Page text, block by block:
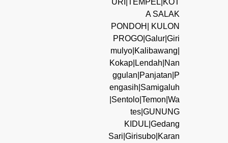
A SALAK
PONDOH| KULON
PROGO|Galur|Giri
mulyo|Kalibawang|
Kokap|Lendah|Nan
ggulan|Panjatan|P
engasih|Samigaluh
|Sentolo|Temon|Wa
tes|GUNUNG
KIDUL|Gedang
Sari|Girisubo|Karan